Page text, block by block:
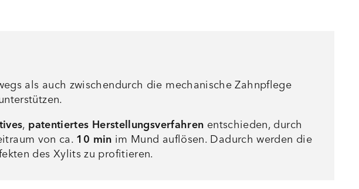
als auch zwischendurch die mechanische Zahnpflege
, patentiertes Herstellungsverfahren entschieden, durch
von ca.10 min im Mund auflösen. Dadurch werden die
des Xylits zu profitieren.